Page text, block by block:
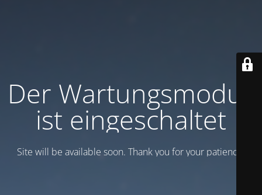
Der Wartungsmodus
ist eingeschaltet
Site will be available soon. Thank you for your patience!